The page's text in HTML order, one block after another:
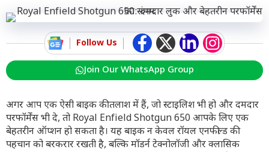
Follow Us
Join Our WhatsApp Group
अगर आप एक ऐसी बाइक की तलाश में हैं, जो स्टाइलिश भी हो और दमदार
परफॉर्मेंस भी दे, तो Royal Enfield Shotgun 650 आपके लिए एक
बेहतरीन ऑप्शन हो सकता है। यह बाइक न केवल रॉयल एनफील्ड की
पहचान को बरकरार रखती है, बल्कि मॉडर्न टेक्नोलॉजी और क्लासिक